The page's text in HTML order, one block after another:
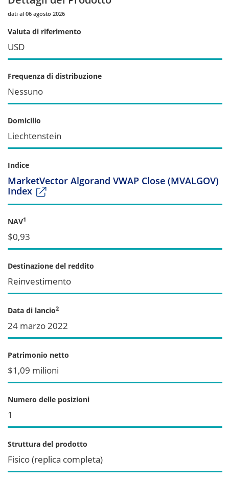
dati al 06 agosto 2026
Valuta di riferimento
USD
Frequenza di distribuzione
Nessuno
Domicilio
Liechtenstein
Indice
MarketVector Algorand VWAP Close (MVALGOV)
Index
NAV1
$0,93
Destinazione del reddito
Reinvestimento
Data di lancio2
24 marzo 2022
Patrimonio netto
$1,09 milioni
Numero delle posizioni
1
Struttura del prodotto
Fisico (replica completa)